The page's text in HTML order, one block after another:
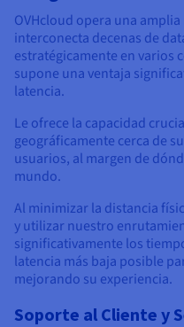
OVHcloud opera una
interconecta decenas de
estratégicamente en varios
supone una ventaja
latencia.
Le ofrece la capacidad
geográficamente cerca de
usuarios, al margen de
mundo.
Al minimizar la distancia
y utilizar nuestro
significativamente los
latencia más baja posible
mejorando su experiencia.
Soporte al Cliente y